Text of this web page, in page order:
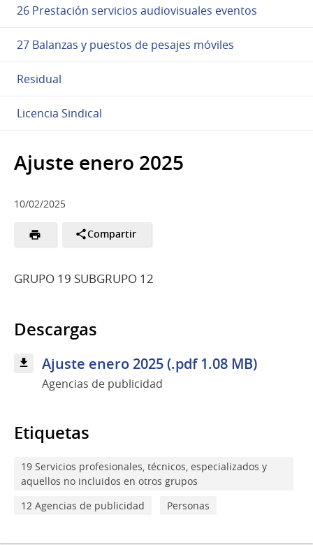
26 Prestación servicios audiovisuales eventos
27 Balanzas y puestos de pesajes móviles
Residual
Licencia Sindical
Ajuste enero 2025
10/02/2025
Compartir
GRUPO 19 SUBGRUPO 12
Descargas
Ajuste enero 2025 (.pdf 1.08 MB)
Agencias de publicidad
Etiquetas
19 Servicios profesionales, técnicos, especializados y
aquellos no incluidos en otros grupos
12 Agencias de publicidad
Personas